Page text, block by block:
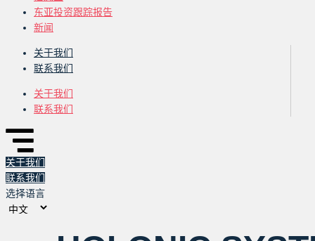
东亚投资跟踪报告
新闻
关于我们
联系我们
关于我们
联系我们
关于我们
联系我们
选择语言